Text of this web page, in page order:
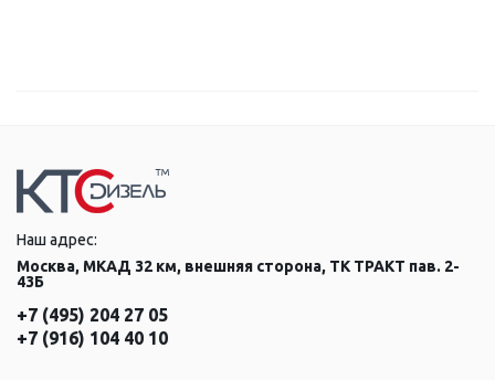
Наш адрес:
Москва, МКАД 32 км, внешняя сторона, ТК ТРАКТ пав. 2-
43Б
+7 (495) 204 27 05
+7 (916) 104 40 10